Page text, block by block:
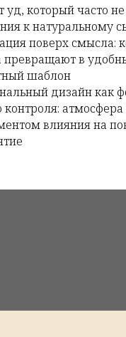
уд, который часто
к натуральному
поверх смысла:
превращают в
шаблон
дизайн как
контроля: атмосфера
влияния на